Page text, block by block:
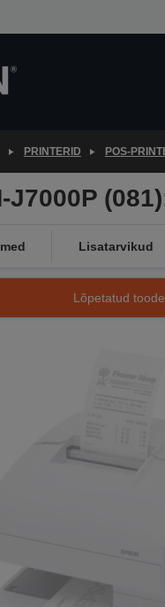
PRINTERID POS-
J7000P
Lisatarvikud
Lõpetatud